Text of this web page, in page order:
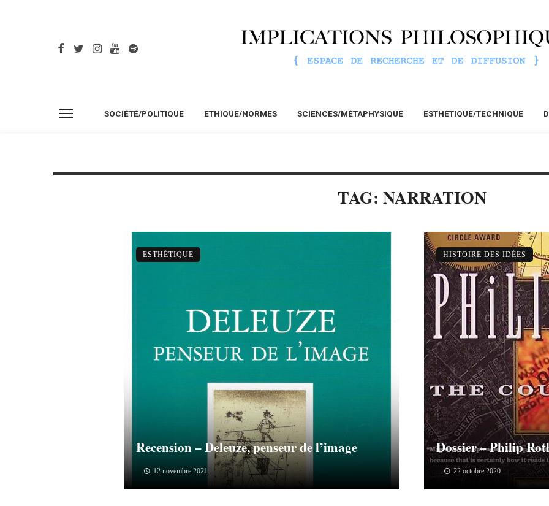
SOCIÉTÉ/POLITIQUE ETHIQUE/NORMES SCIENCES/MÉTAPHYSIQUE ESTHÉTIQUE/TECHNIQUE
TAG: NARRATION
Recension – Deleuze, penseur de l’image
12 novembre 2021
ESTHÉTIQUE
Dossier – Philip
22 octobre 2020
HISTOIRE DES IDÉES